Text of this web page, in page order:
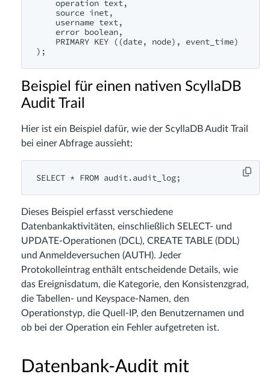
    operation text,
    source inet,
    username text,
    error boolean,
    PRIMARY KEY ((date, node), event_time)
Beispiel für einen nativen ScyllaDB
Audit Trail
Hier ist ein Beispiel dafür, wie der ScyllaDB Audit Trail
bei einer Abfrage aussieht:
Dieses Beispiel erfasst verschiedene
Datenbankaktivitäten, einschließlich SELECT- und
UPDATE-Operationen (DCL), CREATE TABLE (DDL)
und Anmeldeversuchen (AUTH). Jeder
Protokolleintrag enthält entscheidende Details, wie
das Ereignisdatum, die Kategorie, den Konsistenzgrad,
die Tabellen- und Keyspace-Namen, den
Operationstyp, die Quell-IP, den Benutzernamen und
ob bei der Operation ein Fehler aufgetreten ist.
Datenbank-Audit mit